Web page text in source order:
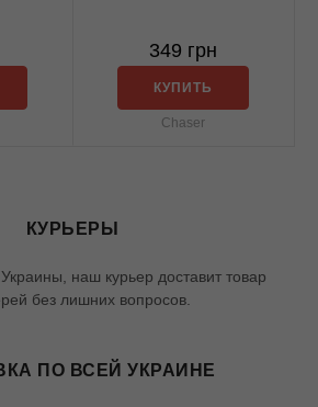
349 грн
КУПИТЬ
Chaser
КУРЬЕРЫ
наш курьер доставит товар
без лишних вопросов.
ПО ВСЕЙ УКРАИНЕ